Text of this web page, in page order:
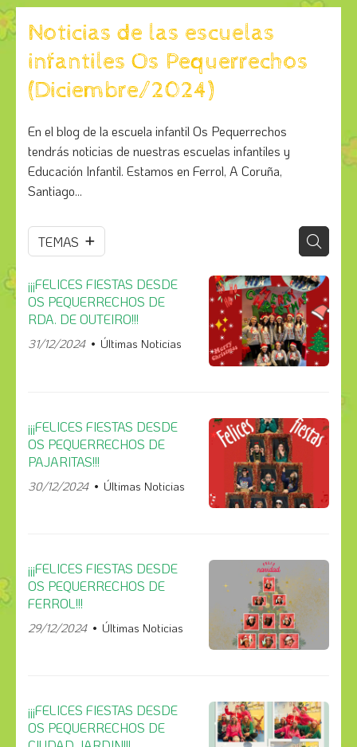
Noticias de las escuelas
infantiles Os Pequerrechos
(Diciembre/2024)
En el blog de la escuela infantil Os Pequerrechos
tendrás noticias de nuestras escuelas infantiles y
Educación Infantil. Estamos en Ferrol, A Coruña,
Santiago...
TEMAS
¡¡¡FELICES FIESTAS DESDE
OS PEQUERRECHOS DE
RDA. DE OUTEIRO!!!
31/12/2024 Últimas Noticias
¡¡¡FELICES FIESTAS DESDE
OS PEQUERRECHOS DE
PAJARITAS!!!
30/12/2024 Últimas Noticias
¡¡¡FELICES FIESTAS DESDE
OS PEQUERRECHOS DE
FERROL!!!
29/12/2024 Últimas Noticias
¡¡¡FELICES FIESTAS DESDE
OS PEQUERRECHOS DE